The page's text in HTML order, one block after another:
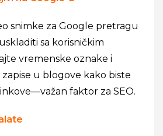
snimke za Google pretragu
sa korisničkim
vremenske oznake i
u blogove kako biste
faktor za SEO.